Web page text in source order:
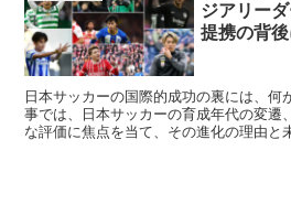
ジアリー
提携の背
日本サッカーの国際的成功の裏には、何
事では、日本サッカーの育成年代の変遷
な評価に焦点を当て、その進化の理由と